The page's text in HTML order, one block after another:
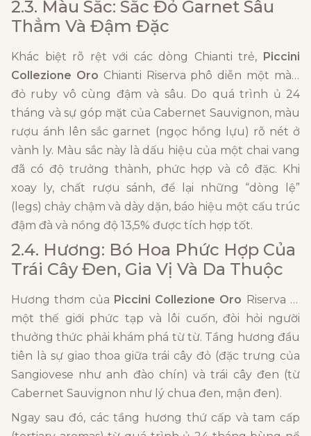
2.3. Màu Sắc: Sắc Đỏ Garnet Sâu
Thẳm Và Đậm Đặc
Khác biệt rõ rệt với các dòng Chianti trẻ, Piccini
Collezione Oro Chianti Riserva phô diễn một màu
đỏ ruby vô cùng đậm và sâu. Do quá trình ủ 24
tháng và sự góp mặt của Cabernet Sauvignon, màu
rượu ánh lên sắc garnet (ngọc hồng lựu) rõ nét ở
vành ly. Màu sắc này là dấu hiệu của một chai vang
đã có độ trưởng thành, phức hợp và cô đặc. Khi
xoay ly, chất rượu sánh, để lại những “dòng lệ”
(legs) chảy chậm và dày dặn, báo hiệu một cấu trúc
đậm đà và nồng độ 13,5% được tích hợp tốt.
2.4. Hương: Bó Hoa Phức Hợp Của
Trái Cây Đen, Gia Vị Và Da Thuộc
Hương thơm của Piccini Collezione Oro Riserva là
một thế giới phức tạp và lôi cuốn, đòi hỏi người
thưởng thức phải khám phá từ từ. Tầng hương đầu
tiên là sự giao thoa giữa trái cây đỏ (đặc trưng của
Sangiovese như anh đào chín) và trái cây đen (từ
Cabernet Sauvignon như lý chua đen, mận đen).
Ngay sau đó, các tầng hương thứ cấp và tam cấp